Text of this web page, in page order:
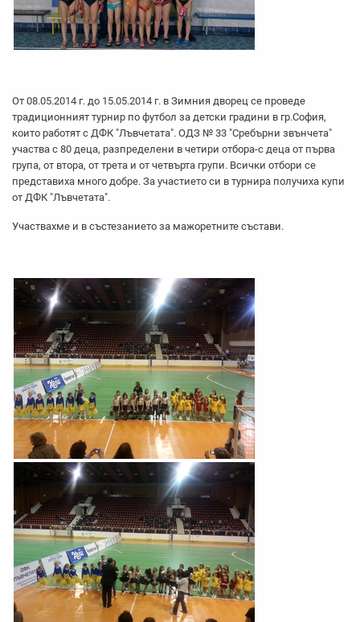
От 08.05.2014 г. до 15.05.2014 г. в Зимния дворец се проведе
традиционният турнир по футбол за детски градини в гр.София,
които работят с ДФК "Лъвчетата". ОДЗ № 33 "Сребърни звънчета"
участва с 80 деца, разпределени в четири отбора-с деца от първа
група, от втора, от трета и от четвърта групи. Всички отбори се
представиха много добре. За участието си в турнира получиха купи
от ДФК "Лъвчетата".
Участвахме и в състезанието за мажоретните състави.